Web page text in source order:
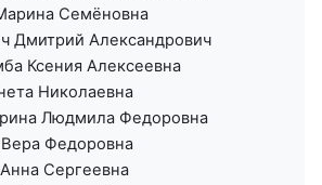
Семёновна
Дмитрий Александрович
Ксения Алексеевна
Николаевна
Людмила Федоровна
Вера Федоровна
Сергеевна